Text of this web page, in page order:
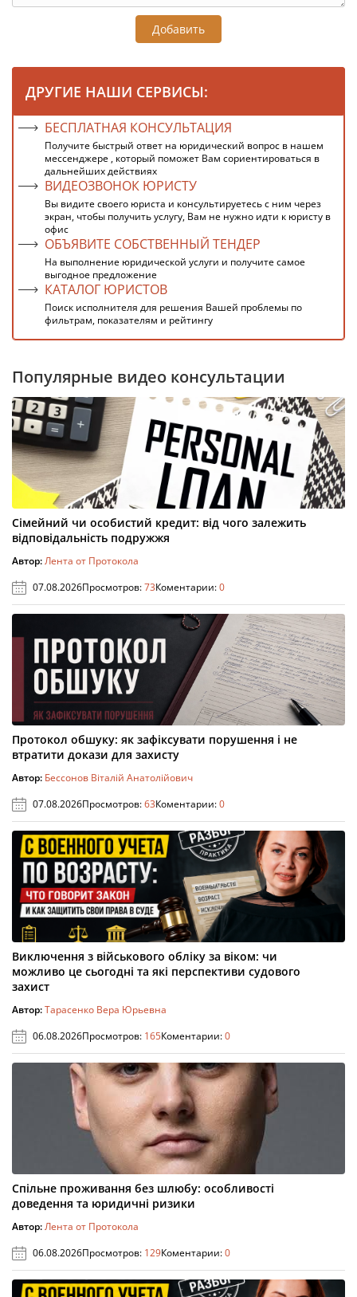
Добавить
ДРУГИЕ НАШИ СЕРВИСЫ:
БЕСПЛАТНАЯ КОНСУЛЬТАЦИЯ
Получите быстрый ответ на юридический вопрос в нашем
мессенджере , который поможет Вам сориентироваться в
дальнейших действиях
ВИДЕОЗВОНОК ЮРИСТУ
Вы видите своего юриста и консультируетесь с ним через
экран, чтобы получить услугу, Вам не нужно идти к юристу в
офис
ОБЪЯВИТЕ СОБСТВЕННЫЙ ТЕНДЕР
На выполнение юридической услуги и получите самое
выгодное предложение
КАТАЛОГ ЮРИСТОВ
Поиск исполнителя для решения Вашей проблемы по
фильтрам, показателям и рейтингу
Популярные видео консультации
Сімейний чи особистий кредит: від чого залежить
відповідальність подружжя
Автор:Лента от Протокола
07.08.2026Просмотров:73Коментарии:0
Протокол обшуку: як зафіксувати порушення і не
втратити докази для захисту
Автор: Бессонов Віталій Анатолійович
07.08.2026Просмотров:63Коментарии:0
Виключення з військового обліку за віком: чи
можливо це сьогодні та які перспективи судового
захист
Автор:Тарасенко Вера Юрьевна
06.08.2026Просмотров: 165Коментарии:0
Спільне проживання без шлюбу: особливості
доведення та юридичні ризики
Автор:Лента от Протокола
06.08.2026Просмотров: 129Коментарии:0